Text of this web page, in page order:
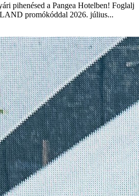
pihenésed a Pangea Hotelben! Foglalj
promókóddal 2026. július...